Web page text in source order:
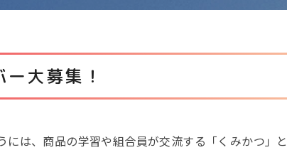
大募集！
には、商品の学習や組合員が交流する「くみかつ」と